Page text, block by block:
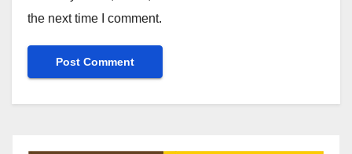
the next time I comment.